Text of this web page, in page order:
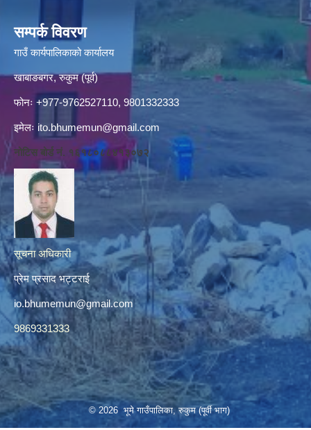
सम्पर्क विवरण
गाउँ कार्यपालिकाको कार्यालय
खाबाङबगर, रुकुम (पूर्व)
फोनः +977-9762527110, 9801332333
इमेलः ito.bhumemun@gmail.com
नोटिस बोर्ड नं. १६१८०८८४१३०७२
सूचना अधिकारी
प्रेम प्रसाद भट्टराई
io.bhumemun@gmail.com
9869331333
© 2026 भूमे गाउँपालिका, रुकुम (पूर्वी भाग)